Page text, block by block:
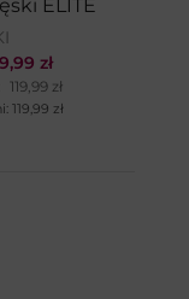
ELITE
zł
119,99 zł
119,99 zł